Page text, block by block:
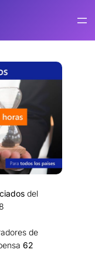
del
de
62